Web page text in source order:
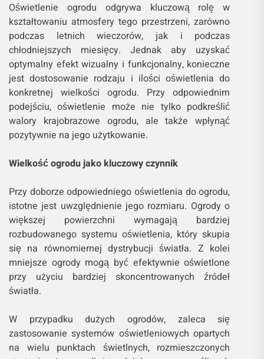
Oświetlenie ogrodu odgrywa kluczową rolę w
kształtowaniu atmosfery tego przestrzeni, zarówno
podczas letnich wieczorów, jak i podczas
chłodniejszych miesięcy. Jednak aby uzyskać
optymalny efekt wizualny i funkcjonalny, konieczne
jest dostosowanie rodzaju i ilości oświetlenia do
konkretnej wielkości ogrodu. Przy odpowiednim
podejściu, oświetlenie może nie tylko podkreślić
walory krajobrazowe ogrodu, ale także wpłynąć
pozytywnie na jego użytkowanie.
Wielkość ogrodu jako kluczowy czynnik
Przy doborze odpowiedniego oświetlenia do ogrodu,
istotne jest uwzględnienie jego rozmiaru. Ogrody o
większej powierzchni wymagają bardziej
rozbudowanego systemu oświetlenia, który skupia
się na równomiernej dystrybucji światła. Z kolei
mniejsze ogrody mogą być efektywnie oświetlone
przy użyciu bardziej skoncentrowanych źródeł
światła.
W przypadku dużych ogrodów, zaleca się
zastosowanie systemów oświetleniowych opartych
na wielu punktach świetlnych, rozmieszczonych